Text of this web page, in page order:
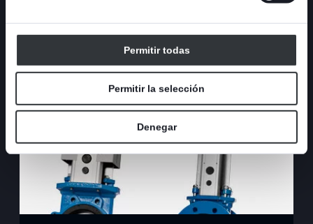
Permitir todas
Permitir la selección
Denegar